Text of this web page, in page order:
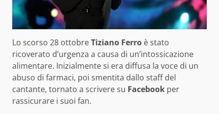
Lo scorso 28 ottobreTiziano Ferro è stato
ricoverato d’urgenza a causa di un’intossicazione
alimentare. Inizialmente si era diffusa la voce di un
abuso di farmaci, poi smentita dallo staff del
cantante, tornato a scrivere su Facebook per
rassicurare i suoi fan.